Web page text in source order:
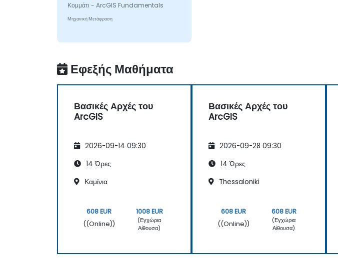
Κομμάτι - ArcGIS Fundamentals
Μηχανική Μετάφραση
Εφεξής Μαθήματα
Βασικές Αρχές του
ArcGIS
2026-09-14 09:30
14 Ώρες
Καμίνια
608 EUR
((Online))
1008 EUR
(Εγχώρια
Αίθουσα)
Βασικές Αρχές του
ArcGIS
2026-09-28 09:30
14 Ώρες
Thessaloniki
608 EUR
((Online))
608 EUR
(Εγχώρια
Αίθουσα)